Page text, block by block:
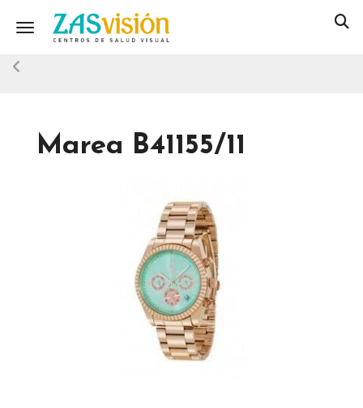
Toggle navigation
Marea B41155/11